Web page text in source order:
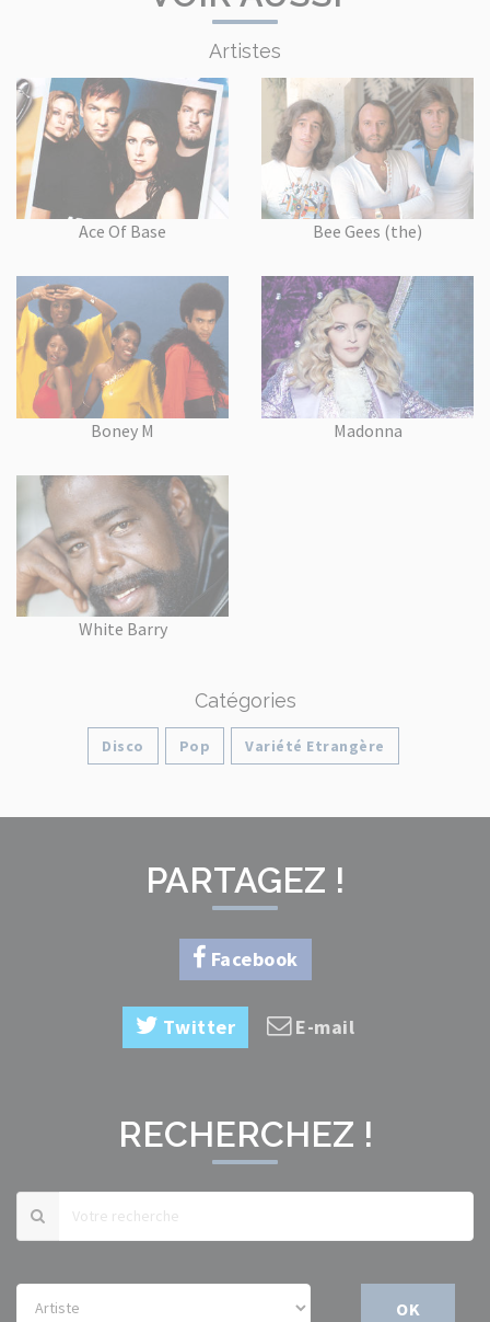
Artistes
Ace Of Base Bee Gees (the)
Boney M Madonna
White Barry
Catégories
Disco Pop Variété Etrangère
PARTAGEZ !
Facebook
Twitter E-mail
RECHERCHEZ !
OK